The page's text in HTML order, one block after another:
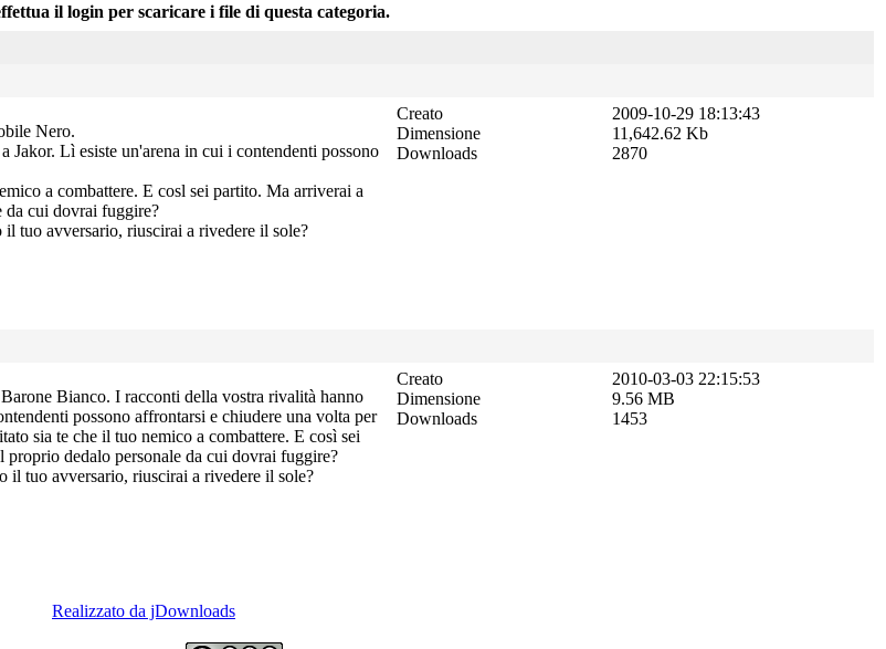
il login per scaricare i file di questa categoria.
Nero.
Lì esiste un'arena in cui i contendenti possono
a combattere. E cosl sei partito. Ma arriverai a
da cui dovrai fuggire?
tuo avversario, riuscirai a rivedere il sole?
Creato
Dimensione
Downloads
2009-10-29 18:13:43
11,642.62 Kb
2870
Bianco. I racconti della vostra rivalità hanno
possono affrontarsi e chiudere una volta per
sia te che il tuo nemico a combattere. E così sei
dedalo personale da cui dovrai fuggire?
il tuo avversario, riuscirai a rivedere il sole?
Creato
Dimensione
Downloads
2010-03-03 22:15:53
9.56 MB
1453
Realizzato da jDownloads